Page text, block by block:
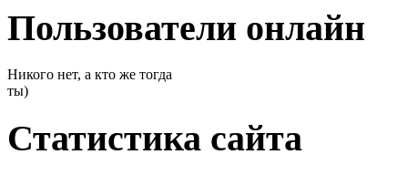
Пользователи онлайн
Никого нет, а кто же тогда
ты)
Статистика сайта